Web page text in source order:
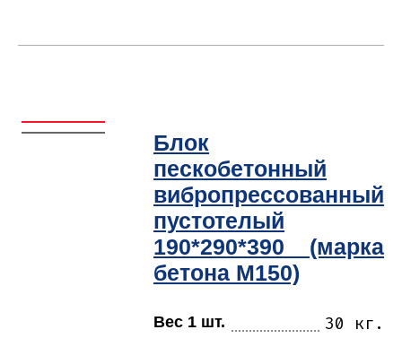
Блок
пескобетонный
вибропрессованный
пустотелый
190*290*390 (марка
бетона М150)
Вес 1 шт. 30 кг.